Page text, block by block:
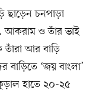
ছাড়েন চনপাড়া
আকরাম ও তাঁর ভাই
আর বাড়ি
বাড়িতে ‘জয় বাংলা’
হাতে ২০-২৫